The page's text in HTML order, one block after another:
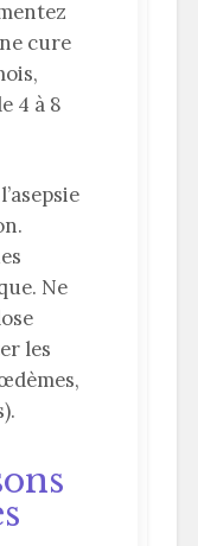
cure
4 à 8
Ne
les